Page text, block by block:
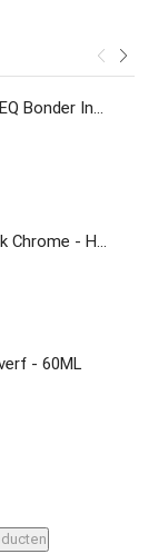
7GB - Redken Shades EQ Bonder Inside - 60ML
CLR - Joico Vero K-Pak Chrome - Haarverf
- 60ML